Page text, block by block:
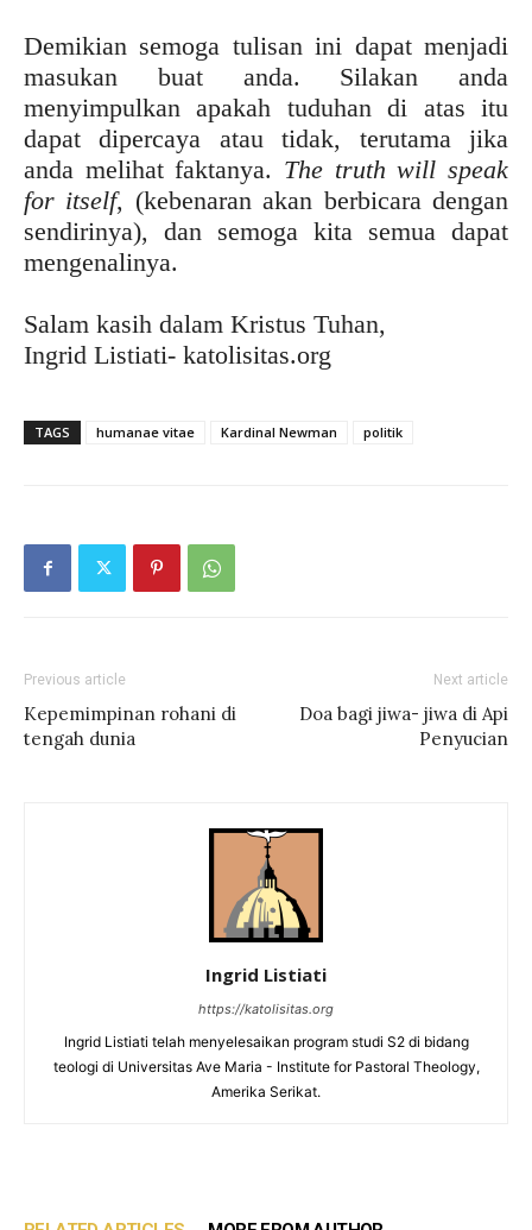
Demikian semoga tulisan ini dapat menjadi
masukan buat anda. Silakan anda
menyimpulkan apakah tuduhan di atas itu
dapat dipercaya atau tidak, terutama jika
anda melihat faktanya. The truth will speak
for itself, (kebenaran akan berbicara dengan
sendirinya), dan semoga kita semua dapat
mengenalinya.
Salam kasih dalam Kristus Tuhan,
Ingrid Listiati- katolisitas.org
TAGS humanae vitae Kardinal Newman politik
Previous article
Kepemimpinan rohani di
tengah dunia
Next article
Doa bagi jiwa- jiwa di Api
Penyucian
Ingrid Listiati
https://katolisitas.org
Ingrid Listiati telah menyelesaikan program studi S2 di bidang
teologi di Universitas Ave Maria - Institute for Pastoral Theology,
Amerika Serikat.